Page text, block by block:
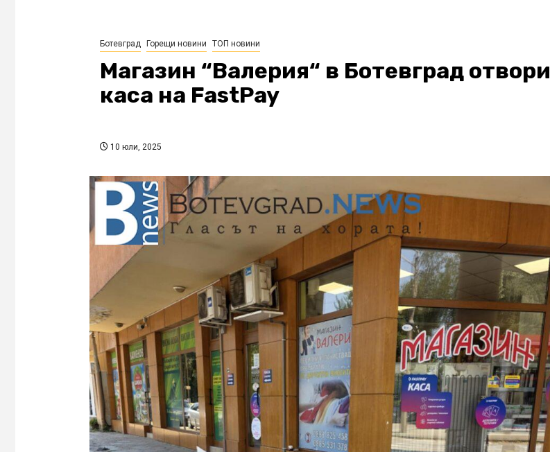
Ботевград Горещи новини ТОП новини
Mагазин “Валерия“ в Ботевград отвори
каса на FastPay
10 юли, 2025